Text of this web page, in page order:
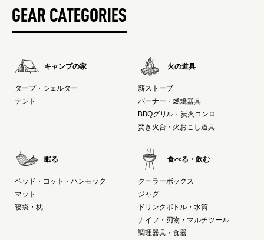
GEAR CATEGORIES
キャンプの家
タープ・シェルター
テント
火の道具
薪ストーブ
バーナー・燃焼器具
BBQグリル・炭火コンロ
焚き火台・火おこし道具
眠る
ベッド・コット・ハンモック
マット
寝袋・枕
食べる・飲む
クーラーボックス
ジャグ
ドリンクボトル・水筒
ナイフ・刃物・マルチツール
調理器具・食器